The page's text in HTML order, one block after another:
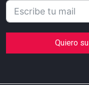
Quiero